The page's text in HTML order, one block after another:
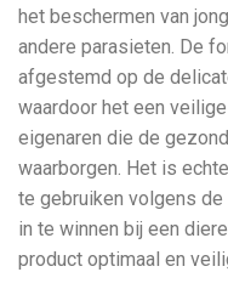
het beschermen van
andere parasieten. De
afgestemd op de
waardoor het een
eigenaren die de
waarborgen. Het is
te gebruiken volgens
in te winnen bij een
product optimaal en